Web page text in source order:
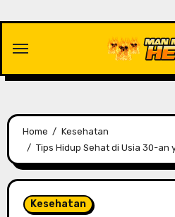
content
Home
Kesehatan
Tips Hidup Sehat di Usia 30-an
Kesehatan